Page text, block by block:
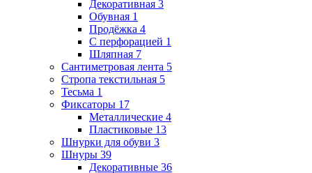
Декоративная 3
Обувная 1
Продёжка 4
С перфорацией 1
Шляпная 7
Сантиметровая лента 5
Стропа текстильная 5
Тесьма 1
Фиксаторы 17
Металлические 4
Пластиковые 13
Шнурки для обуви 3
Шнуры 39
Декоративные 36